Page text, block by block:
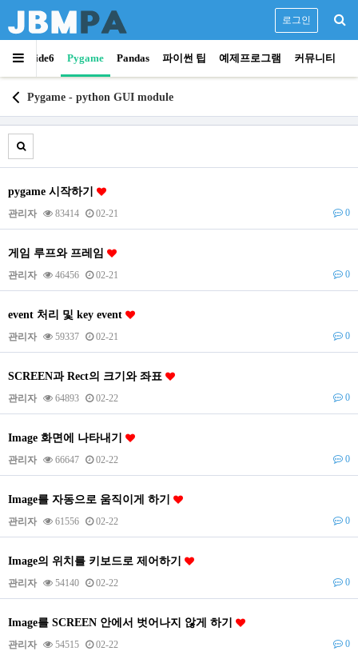
Pyside6 Pygame Pandas 파이썬 팁 예제프로그램 커뮤니티
로그인
Pygame - python GUI module
pygame 시작하기
관리자 83414 02-21 0
게임 루프와 프레임
관리자 46456 02-21 0
event 처리 및 key event
관리자 59337 02-21 0
SCREEN과 Rect의 크기와 좌표
관리자 64893 02-22 0
Image 화면에 나타내기
관리자 66647 02-22 0
Image를 자동으로 움직이게 하기
관리자 61556 02-22 0
Image의 위치를 키보드로 제어하기
관리자 54140 02-22 0
Image를 SCREEN 안에서 벗어나지 않게 하기
관리자 54515 02-22 0